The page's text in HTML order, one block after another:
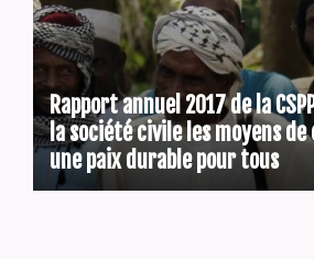
Rapport annuel 2017 de la
la société civile les moyens
une paix durable pour tous